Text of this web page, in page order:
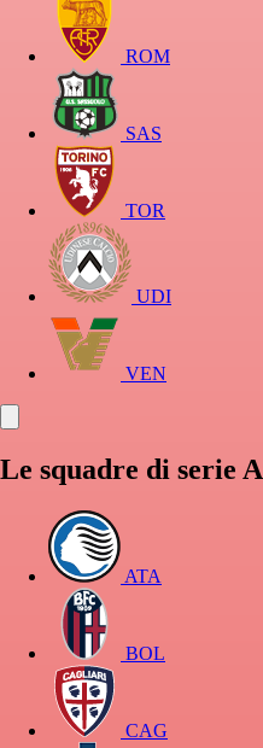
ROM
SAS
TOR
UDI
VEN
Le squadre di serie A
ATA
BOL
CAG